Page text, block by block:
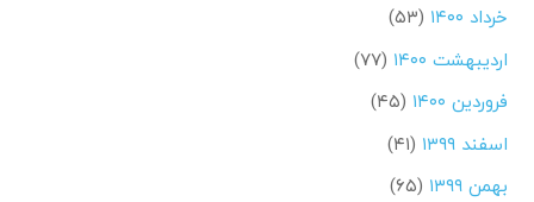
خرداد ۱۴۰۰
(۵۳)
اردیبهشت ۱۴۰۰
(۷۷)
فروردین ۱۴۰۰
(۴۵)
اسفند ۱۳۹۹
(۴۱)
بهمن ۱۳۹۹
(۶۵)